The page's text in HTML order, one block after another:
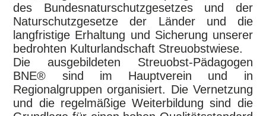
des Bundesnaturschutzgesetzes und der
Naturschutzgesetze der Länder und die
langfristige Erhaltung und Sicherung unserer
bedrohten Kulturlandschaft Streuobstwiese.
Die ausgebildeten Streuobst-Pädagogen
BNE® sind im Hauptverein und in
Regionalgruppen organisiert. Die Vernetzung
und die regelmäßige Weiterbildung sind die